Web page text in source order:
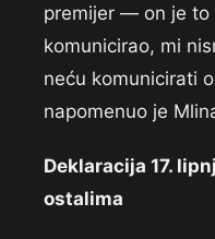
premijer — on je to
komunicirao, mi
neću komunicirati
napomenuo je
Deklaracija 17.
ostalima